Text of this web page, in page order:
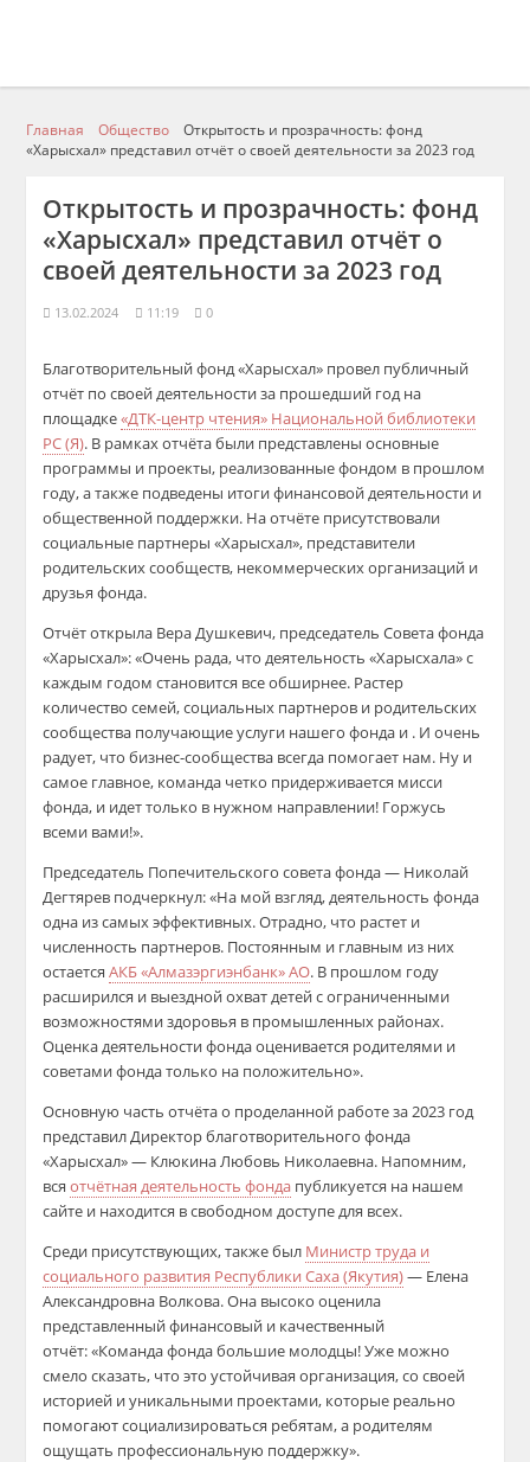
Главная Общество
Открытость и прозрачность: фонд
«Харысхал» представил отчёт о своей деятельности за 2023 год
Открытость и прозрачность: фонд
«Харысхал» представил отчёт о
своей деятельности за 2023 год
13.02.2024 11:19 0
Благотворительный фонд «Харысхал» провел публичный
отчёт по своей деятельности за прошедший год на
площадке«ДТК-центр чтения» Национальной библиотеки
РС (Я). В рамках отчёта были представлены основные
программы и проекты, реализованные фондом в прошлом
году, а также подведены итоги финансовой деятельности и
общественной поддержки. На отчёте присутствовали
социальные партнеры «Харысхал», представители
родительских сообществ, некоммерческих организаций и
друзья фонда.
Отчёт открыла Вера Душкевич, председатель Совета фонда
«Харысхал»: «Очень рада, что деятельность «Харысхала» с
каждым годом становится все обширнее. Растер
количество семей, социальных партнеров и родительских
сообщества получающие услуги нашего фонда и . И очень
радует, что бизнес-сообщества всегда помогает нам. Ну и
самое главное, команда четко придерживается мисси
фонда, и идет только в нужном направлении! Горжусь
всеми вами!».
Председатель Попечительского совета фонда — Николай
Дегтярев подчеркнул: «На мой взгляд, деятельность фонда
одна из самых эффективных. Отрадно, что растет и
численность партнеров. Постоянным и главным из них
остаетсяАКБ «Алмазэргиэнбанк» АО. В прошлом году
расширился и выездной охват детей с ограниченными
возможностями здоровья в промышленных районах.
Оценка деятельности фонда оценивается родителями и
советами фонда только на положительно».
Основную часть отчёта о проделанной работе за 2023 год
представил Директор благотворительного фонда
«Харысхал» — Клюкина Любовь Николаевна. Напомним,
всяотчётная деятельность фонда публикуется на нашем
сайте и находится в свободном доступе для всех.
Среди присутствующих, также был Министр труда и
социального развития Республики Саха (Якутия)— Елена
Александровна Волкова. Она высоко оценила
представленный финансовый и качественный
отчёт: «Команда фонда большие молодцы! Уже можно
смело сказать, что это устойчивая организация, со своей
историей и уникальными проектами, которые реально
помогают социализироваться ребятам, а родителям
ощущать профессиональную поддержку».